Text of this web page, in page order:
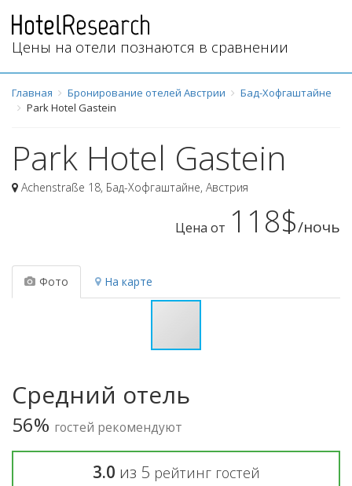
Цены на отели познаются в сравнении
Главная Бронирование отелей Австрии
Бад-Хофгаштайне
Park Hotel Gastein
Park Hotel Gastein
Achenstraße 18, Бад-Хофгаштайне, Австрия
Цена от 118$/ночь
Фото На карте
Средний отель
56% гостей рекомендуют
3.0 из 5 рейтинг гостей